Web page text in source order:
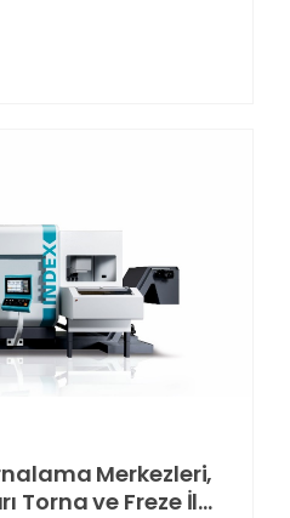
Merkezleri,
Torna ve Freze İle